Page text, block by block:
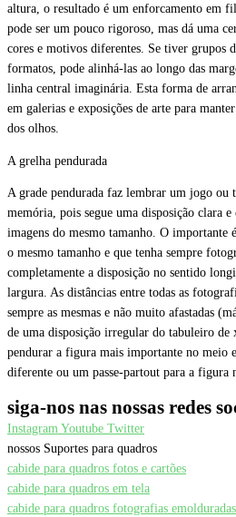
altura, o resultado é um enforcamento em
pode ser um pouco rigoroso, mas dá uma
cores e motivos diferentes. Se tiver grupos
formatos, pode alinhá-las ao longo das
linha central imaginária. Esta forma de
em galerias e exposições de arte para
dos olhos.
A grelha pendurada
A grade pendurada faz lembrar um jogo ou
memória, pois segue uma disposição clara
imagens do mesmo tamanho. O importante
o mesmo tamanho e que tenha sempre
completamente a disposição no sentido
largura. As distâncias entre todas as
sempre as mesmas e não muito afastadas
de uma disposição irregular do tabuleiro
pendurar a figura mais importante no meio
diferente ou um passe-partout para a figura
siga-nos nas nossas redes
Instagram Youtube Twitter
nossos Suportes para quadros
cabide para quadros fotos e cartões
cabide para quadros em tela
cabide para quadros fotografias emolduradas